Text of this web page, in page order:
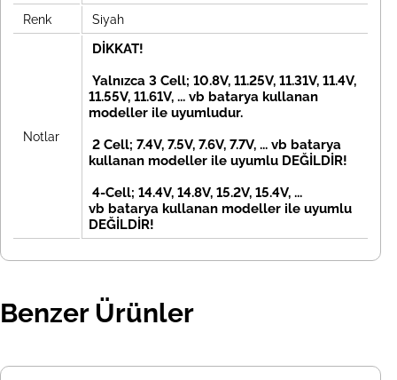
Renk Siyah
Notlar
DİKKAT!
Yalnızca 3 Cell; 10.8V, 11.25V, 11.31V, 11.4V,
11.55V, 11.61V, ... vb batarya kullanan
modeller ile uyumludur.
2 Cell; 7.4V, 7.5V, 7.6V, 7.7V, ... vb batarya
kullanan modeller ile uyumlu DEĞİLDİR!
4-Cell; 14.4V, 14.8V, 15.2V, 15.4V, ...
vb batarya kullanan modeller ile uyumlu
DEĞİLDİR!
Benzer Ürünler